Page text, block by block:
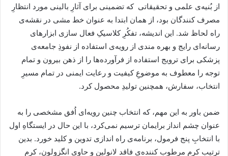
از بُنیه‌ی علمی و تحقیقاتی که تضمینی برای آثارِ بالینی مورد انتظارِ
مصرف کنندگان بود، از همان ابتدا به عنوان خط مشی در نقشه‌ی
راه لحاظ شد. این اندیشه، تفکُرِ کلاسیکِ فعال سازی ابزارهای
رسانه‌ای رایج و بهره مندی از رویه‌ی استفاده از نفوذِ جامعه‌ی
پزشکی برای ترویج استفاده از فرآورده‌ها را از ذهن بیرون و تمام
توجه را معطوف به موضوعِ کیفیت و رعایت ایمنی در تمام مسیرِ
انتخاب، سفارش، همچنین تولیدِ محصول کرد.
ضمن باور به این مهم، که انتخاب چنین رویه‌ای اُفق مشخصی را به
عنوان چشم انداز برایمان ترسیم نمی‌کرد، با این حال در ایستگاهِ اول
با انتخابِ پنج فرمول، برنامه‌ی راه اندازی تدوین و کلید خورد. بدین
ترتیب کرمِ مرطوب کننده‌ی فاقد لانولین و حاوی انگزولون، کرم